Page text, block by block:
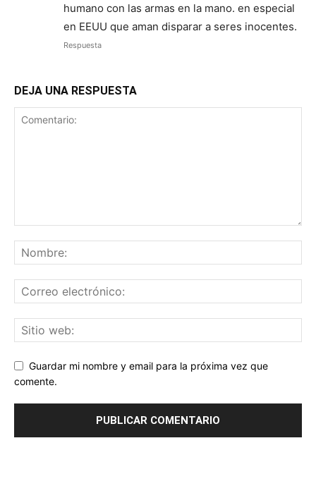
humano con las armas en la mano. en especial
en EEUU que aman disparar a seres inocentes.
Respuesta
DEJA UNA RESPUESTA
Guardar mi nombre y email para la próxima vez que
comente.